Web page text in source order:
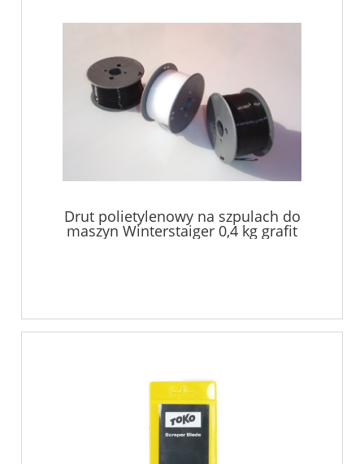
Drut polietylenowy na szpulach do
maszyn Winterstaiger 0,4 kg grafit